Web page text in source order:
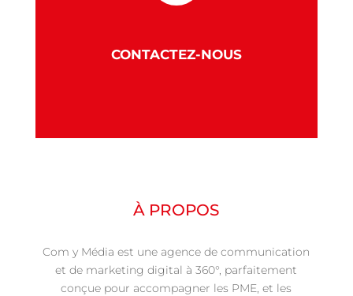
CONTACTEZ-NOUS
À PROPOS
Com y Média est une agence de communication
et de marketing digital à 360°, parfaitement
conçue pour accompagner les PME, et les